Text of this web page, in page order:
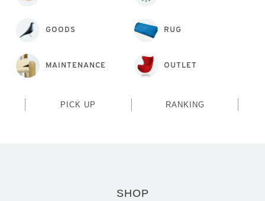
GOODS RUG
MAINTENANCE OUTLET
PICK UP RANKING
SHOP